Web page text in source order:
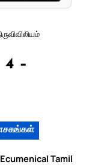
4 –
Tamil